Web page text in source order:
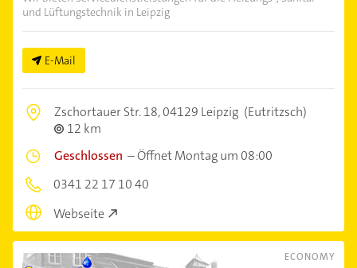
und Lüftungstechnik in Leipzig
E-Mail
Zschortauer Str. 18,04129 Leipzig (Eutritzsch)
12 km
Geschlossen –Öffnet Montag um 08:00
0341 22 17 10 40
Webseite
ECONOMY